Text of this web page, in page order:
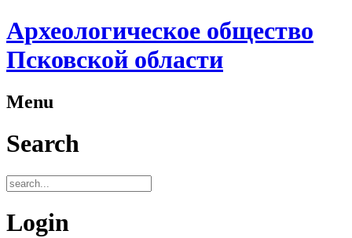
Археологическое общество
Псковской области
Menu
Search
Login